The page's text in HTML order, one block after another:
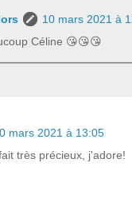
10 mars 2021 à
Céline 😘😘😘
mars 2021 à 13:05
très précieux, j'adore!